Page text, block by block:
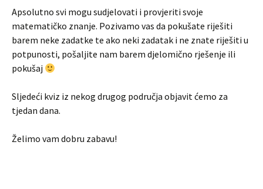
Apsolutno svi mogu sudjelovati i provjeriti svoje
matematičko znanje. Pozivamo vas da pokušate riješiti
barem neke zadatke te ako neki zadatak i ne znate riješiti u
potpunosti, pošaljite nam barem djelomično rješenje ili
pokušaj
Sljedeći kviz iz nekog drugog područja objavit ćemo za
tjedan dana.
Želimo vam dobru zabavu!